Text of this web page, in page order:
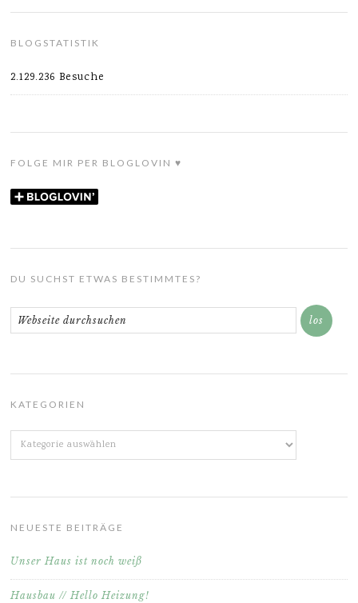
BLOGSTATISTIK
2.129.236 Besuche
FOLGE MIR PER BLOGLOVIN ♥
DU SUCHST ETWAS BESTIMMTES?
KATEGORIEN
Kategorien
NEUESTE BEITRÄGE
Unser Haus ist noch weiß
Hausbau // Hello Heizung!